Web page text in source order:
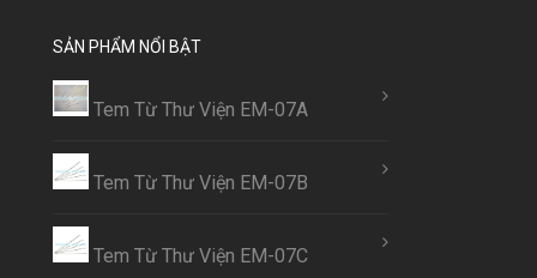
SẢN PHẨM NỔI BẬT
Tem Từ Thư Viện EM-07A
Tem Từ Thư Viện EM-07B
Tem Từ Thư Viện EM-07C